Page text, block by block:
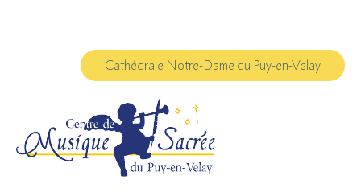
Cathédrale Notre-Dame du Puy-en-Velay